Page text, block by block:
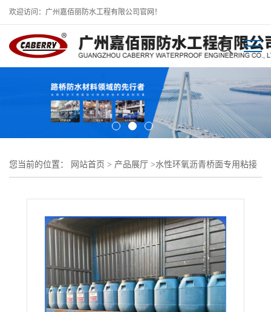
欢迎访问：广州嘉佰丽防水工程有限公司官网！
您当前的位置： 网站首页 > 产品展厅 >水性环氧沥青桥面专用粘接